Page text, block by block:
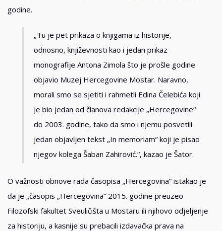
godine.
„Tu je pet prikaza o knjigama iz historije,
odnosno, književnosti kao i jedan prikaz
monografije Antona Zimola što je prošle godine
objavio Muzej Hercegovine Mostar. Naravno,
morali smo se sjetiti i rahmetli Edina Čelebića koji
je bio jedan od članova redakcije „Hercegovine“
do 2003. godine, tako da smo i njemu posvetili
jedan objavljen tekst „In memoriam“ koji je pisao
njegov kolega Šaban Zahirović.“, kazao je Šator.
O važnosti obnove rada časopisa „Hercegovina“ istakao je
da je „časopis „Hercegovina“ 2015. godine preuzeo
Filozofski fakultet Sveuličišta u Mostaru ili njihovo odjeljenje
za historiju, a kasnije su prebacili izdavačka prava na